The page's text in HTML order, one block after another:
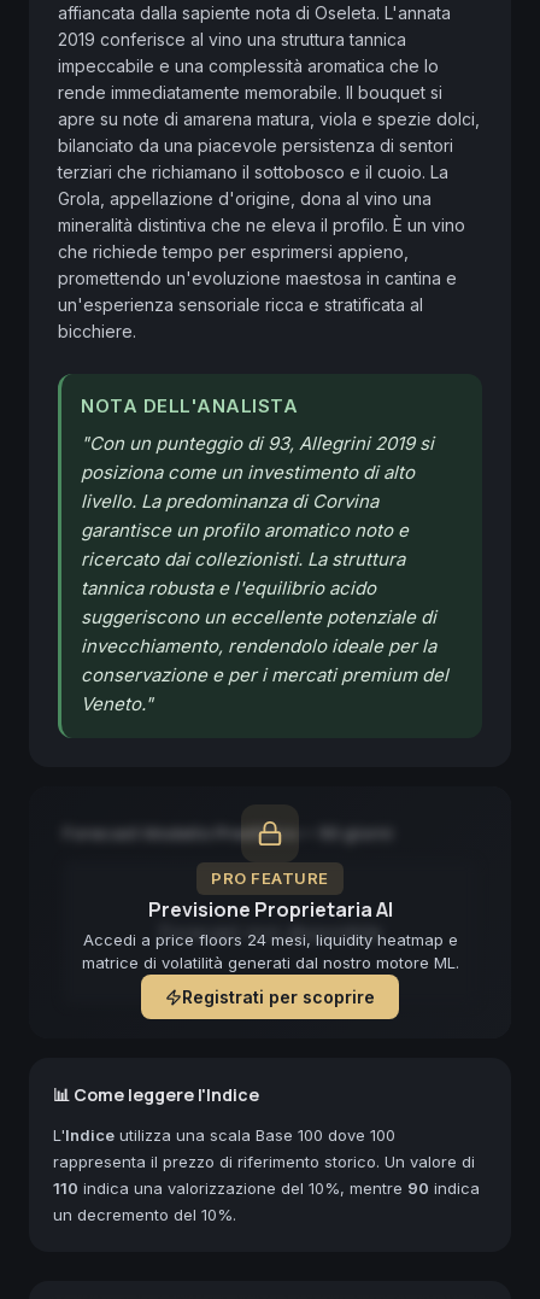
affiancata dalla sapiente nota di Oseleta. L'annata
2019 conferisce al vino una struttura tannica
impeccabile e una complessità aromatica che lo
rende immediatamente memorabile. Il bouquet si
apre su note di amarena matura, viola e spezie dolci,
bilanciato da una piacevole persistenza di sentori
terziari che richiamano il sottobosco e il cuoio. La
Grola, appellazione d'origine, dona al vino una
mineralità distintiva che ne eleva il profilo. È un vino
che richiede tempo per esprimersi appieno,
promettendo un'evoluzione maestosa in cantina e
un'esperienza sensoriale ricca e stratificata al
bicchiere.
NOTA DELL'ANALISTA
"Con un punteggio di 93, Allegrini 2019 si
posiziona come un investimento di alto
livello. La predominanza di Corvina
garantisce un profilo aromatico noto e
ricercato dai collezionisti. La struttura
tannica robusta e l'equilibrio acido
suggeriscono un eccellente potenziale di
invecchiamento, rendendolo ideale per la
conservazione e per i mercati premium del
Veneto."
PRO FEATURE
Previsione Proprietaria AI
Accedi a price floors 24 mesi, liquidity heatmap e
matrice di volatilità generati dal nostro motore ML.
Registrati per scoprire
Forecast Modello Predittivo — 90 giorni
Forecast non disponibile
📊 Come leggere l'Indice
L'Indice utilizza una scala Base 100 dove 100
rappresenta il prezzo di riferimento storico. Un valore di
110 indica una valorizzazione del 10%, mentre 90 indica
un decremento del 10%.